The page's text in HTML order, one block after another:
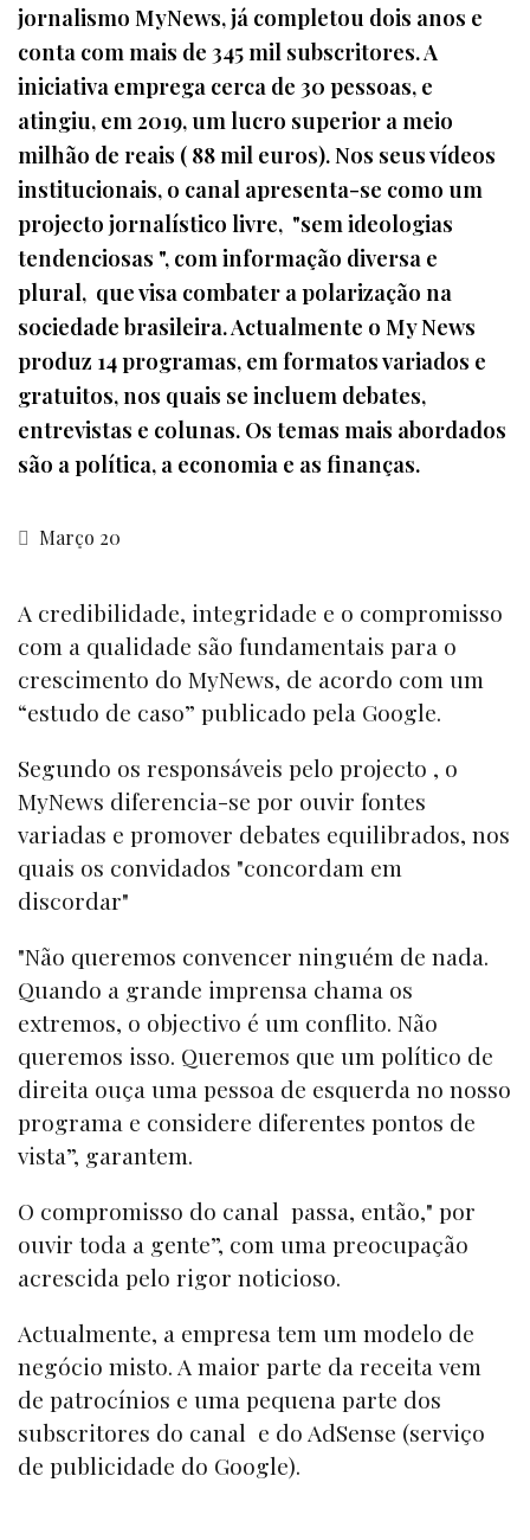
jornalismo MyNews, já completou dois anos e
conta com mais de 345 mil subscritores. A
iniciativa emprega cerca de 30 pessoas, e
atingiu, em 2019, um lucro superior a meio
milhão de reais ( 88 mil euros). Nos seus vídeos
institucionais, o canal apresenta-se como um
projecto jornalístico livre, "sem ideologias
tendenciosas ", com informação diversa e
plural, que visa combater a polarização na
sociedade brasileira. Actualmente o My News
produz 14 programas, em formatos variados e
gratuitos, nos quais se incluem debates,
entrevistas e colunas. Os temas mais abordados
são a política, a economia e as finanças.
Março 20
A credibilidade, integridade e o compromisso
com a qualidade são fundamentais para o
crescimento do MyNews, de acordo com um
“estudo de caso” publicado pela Google.
Segundo os responsáveis pelo projecto , o
MyNews diferencia-se por ouvir fontes
variadas e promover debates equilibrados, nos
quais os convidados "concordam em
discordar"
"Não queremos convencer ninguém de nada.
Quando a grande imprensa chama os
extremos, o objectivo é um conflito. Não
queremos isso. Queremos que um político de
direita ouça uma pessoa de esquerda no nosso
programa e considere diferentes pontos de
vista”, garantem.
O compromisso do canal passa, então," por
ouvir toda a gente”, com uma preocupação
acrescida pelo rigor noticioso.
Actualmente, a empresa tem um modelo de
negócio misto. A maior parte da receita vem
de patrocínios e uma pequena parte dos
subscritores do canal e do AdSense (serviço
de publicidade do Google).